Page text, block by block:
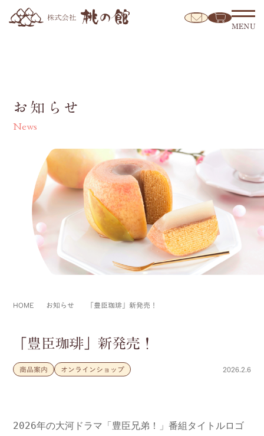
MENU
お知らせ
News
HOME お知らせ 「豊臣珈琲」新発売！
「豊臣珈琲」新発売！
商品案内 オンラインショップ 2026.2.6
2026年の大河ドラマ「豊臣兄弟！」番組タイトルロゴ